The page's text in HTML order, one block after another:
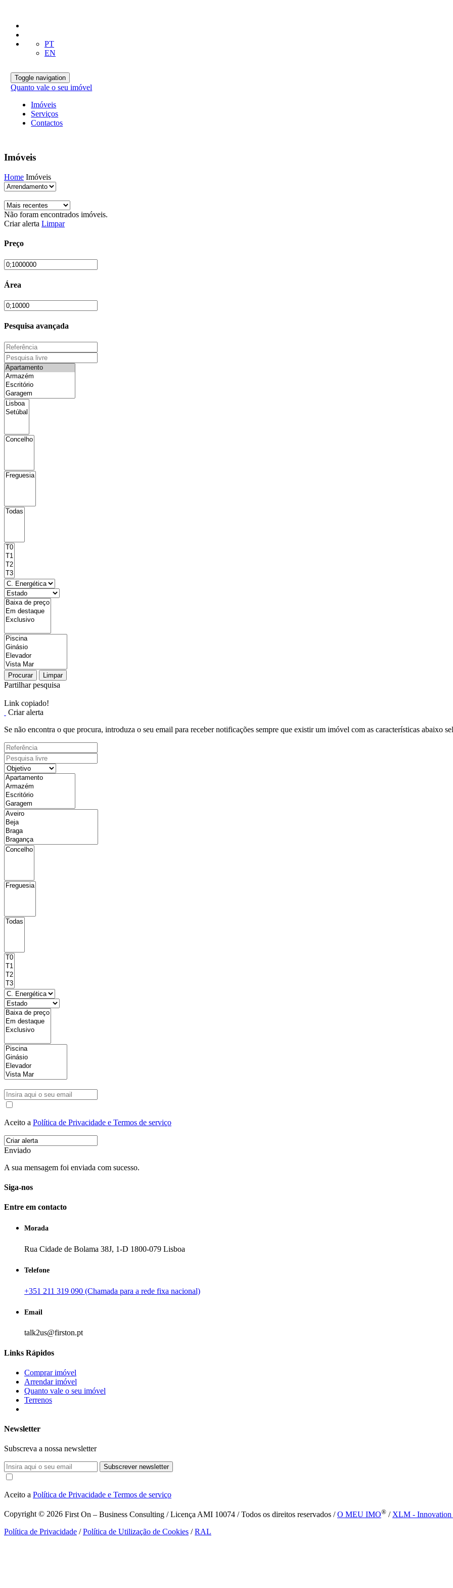
PT
EN
Toggle navigation
Quanto vale o seu imóvel
Imóveis
Serviços
Contactos
Imóveis
Home Imóveis
Não foram encontrados imóveis.
Criar alerta Limpar
Preço
Área
Pesquisa avançada
Procurar Limpar
Partilhar pesquisa
Link copiado!
Criar alerta
Se não encontra o que procura, introduza o seu email para receber notificações sempre que existir um imóvel com as características abaixo
Aceito a Política de Privacidade e Termos de serviço
Enviado
A sua mensagem foi enviada com sucesso.
Siga-nos
Entre em contacto
Morada
Rua Cidade de Bolama 38J, 1-D 1800-079 Lisboa
Telefone
+351 211 319 090 (Chamada para a rede fixa nacional)
Email
talk2us@firston.pt
Links Rápidos
Comprar imóvel
Arrendar imóvel
Quanto vale o seu imóvel
Terrenos
Newsletter
Subscreva a nossa newsletter
Subscrever newsletter
Aceito a Política de Privacidade e Termos de serviço
Copyright © 2026 First On – Business Consulting / Licença AMI 10074 / Todos os direitos reservados /O MEU IMO® / XLM -
Política de Privacidade /Política de Utilização de Cookies /RAL